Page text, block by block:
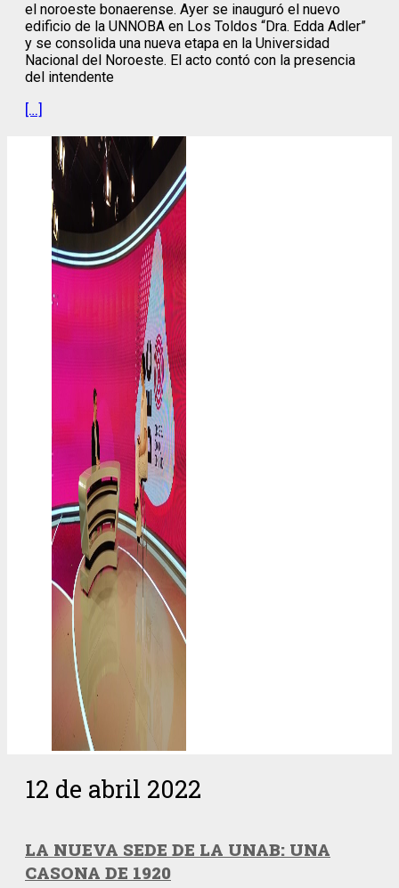
el noroeste bonaerense. Ayer se inauguró el nuevo
edificio de la UNNOBA en Los Toldos “Dra. Edda Adler”
y se consolida una nueva etapa en la Universidad
Nacional del Noroeste. El acto contó con la presencia
del intendente
[…]
12 de abril 2022
LA NUEVA SEDE DE LA UNAB: UNA
CASONA DE 1920